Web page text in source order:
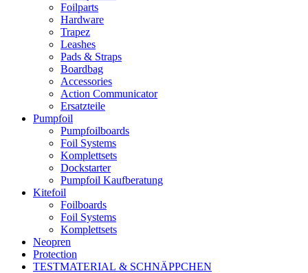
Foilparts
Hardware
Trapez
Leashes
Pads & Straps
Boardbag
Accessories
Action Communicator
Ersatzteile
Pumpfoil
Pumpfoilboards
Foil Systems
Komplettsets
Dockstarter
Pumpfoil Kaufberatung
Kitefoil
Foilboards
Foil Systems
Komplettsets
Neopren
Protection
TESTMATERIAL & SCHNÄPPCHEN